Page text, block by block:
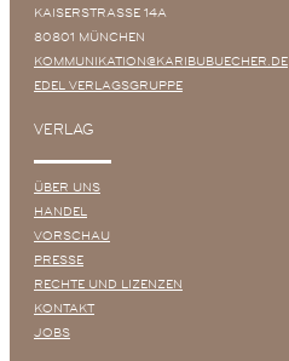
KAISERSTRASSE 14A
80801 MÜNCHEN
KOMMUNIKATION@KARIBUBUECHER.DE
EDEL VERLAGSGRUPPE
VERLAG
ÜBER UNS
HANDEL
VORSCHAU
PRESSE
RECHTE UND LIZENZEN
KONTAKT
JOBS